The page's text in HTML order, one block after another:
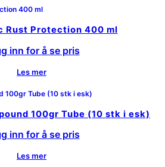
Rust Protection 400 ml
inn for å se pris
Les mer
100gr Tube (10 stk i esk)
inn for å se pris
Les mer